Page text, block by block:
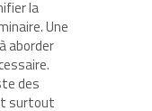
la
Une
aborder
des
surtout